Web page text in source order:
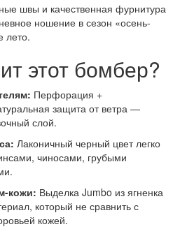
швы и качественная фурнитура
ношение в сезон «осень-
лето.
этот бомбер?
Перфорация +
защита от ветра —
слой.
Лаконичный черный цвет легко
чиносами, грубыми
кожи: Выделка Jumbo из ягненка
который не сравнить с
кожей.